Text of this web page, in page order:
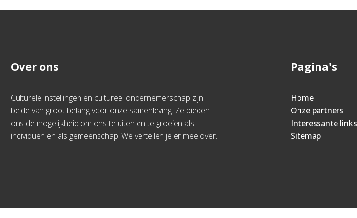
Over ons
Culturele instellingen en cultureel ondernemerschap zijn
beide van groot belang voor onze samenleving. Ze bieden
ons de mogelijkheid om ons te uiten en te groeien als
individuen en als gemeenschap. We vertellen je er mee over.
Pagina's
Home
Onze partners
Interessante links
Sitemap